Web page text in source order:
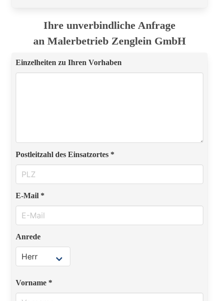
Ihre unverbindliche Anfrage
an Malerbetrieb Zenglein GmbH
Einzelheiten zu Ihren Vorhaben
Postleitzahl des Einsatzortes *
E-Mail *
Anrede
Vorname *